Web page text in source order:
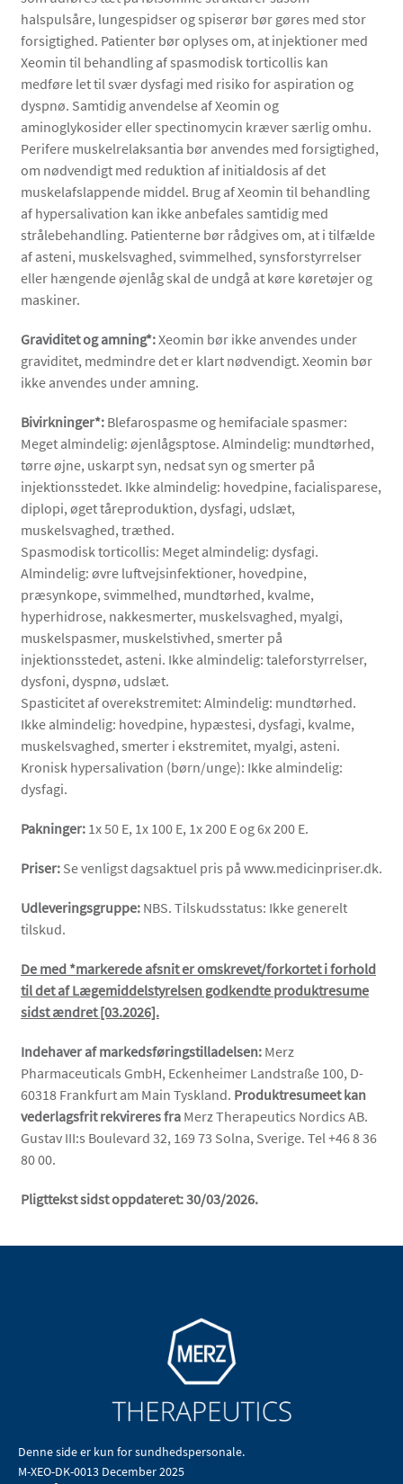
halspulsåre, lungespidser og spiserør bør gøres med stor
forsigtighed. Patienter bør oplyses om, at injektioner med
Xeomin til behandling af spasmodisk torticollis kan
medføre let til svær dysfagi med risiko for aspiration og
dyspnø. Samtidig anvendelse af Xeomin og
aminoglykosider eller spectinomycin kræver særlig omhu.
Perifere muskelrelaksantia bør anvendes med forsigtighed,
om nødvendigt med reduktion af initialdosis af det
muskelafslappende middel. Brug af Xeomin til behandling
af hypersalivation kan ikke anbefales samtidig med
strålebehandling. Patienterne bør rådgives om, at i tilfælde
af asteni, muskelsvaghed, svimmelhed, synsforstyrrelser
eller hængende øjenlåg skal de undgå at køre køretøjer og
maskiner.
Graviditet og amning*:Xeomin bør ikke anvendes under
graviditet, medmindre det er klart nødvendigt. Xeomin bør
ikke anvendes under amning.
Bivirkninger*: Blefarospasme og hemifaciale spasmer:
Meget almindelig: øjenlågsptose. Almindelig: mundtørhed,
tørre øjne, uskarpt syn, nedsat syn og smerter på
injektionsstedet. Ikke almindelig: hovedpine, facialisparese,
diplopi, øget tåreproduktion, dysfagi, udslæt,
muskelsvaghed, træthed.
Spasmodisk torticollis: Meget almindelig: dysfagi.
Almindelig: øvre luftvejsinfektioner, hovedpine,
præsynkope, svimmelhed, mundtørhed, kvalme,
hyperhidrose, nakkesmerter, muskelsvaghed, myalgi,
muskelspasmer, muskelstivhed, smerter på
injektionsstedet, asteni. Ikke almindelig: taleforstyrrelser,
dysfoni, dyspnø, udslæt.
Spasticitet af overekstremitet: Almindelig: mundtørhed.
Ikke almindelig: hovedpine, hypæstesi, dysfagi, kvalme,
muskelsvaghed, smerter i ekstremitet, myalgi, asteni.
Kronisk hypersalivation (børn/unge): Ikke almindelig:
dysfagi.
Pakninger: 1x 50 E, 1x 100 E, 1x 200 E og 6x 200 E.
Priser: Se venligst dagsaktuel pris på www.medicinpriser.dk.
Udleveringsgruppe: NBS. Tilskudsstatus: Ikke generelt
tilskud.
De med *markerede afsnit er omskrevet/forkortet i forhold
til det af Lægemiddelstyrelsen godkendte produktresume
sidst ændret [03.2026].
Indehaver af markedsføringstilladelsen: Merz
Pharmaceuticals GmbH, Eckenheimer Landstraße 100, D-
60318 Frankfurt am Main Tyskland. Produktresumeet kan
vederlagsfrit rekvireres fra Merz Therapeutics Nordics AB.
Gustav III:s Boulevard 32, 169 73 Solna, Sverige. Tel +46 8 36
80 00.
Pligttekst sidst oppdateret: 30/03/2026.
Denne side er kun for sundhedspersonale.
M-XEO-DK-0013 December 2025